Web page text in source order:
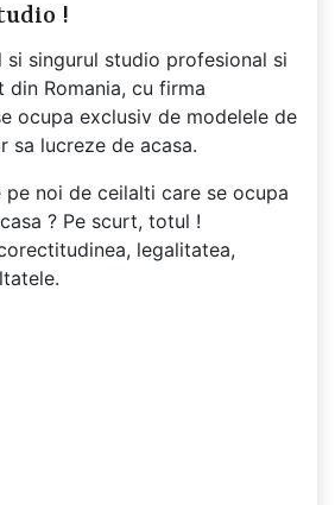
!
si singurul studio profesional si
din Romania, cu firma
ocupa exclusiv de modelele de
sa lucreze de acasa.
pe noi de ceilalti care se ocupa
? Pe scurt, totul !
legalitatea,